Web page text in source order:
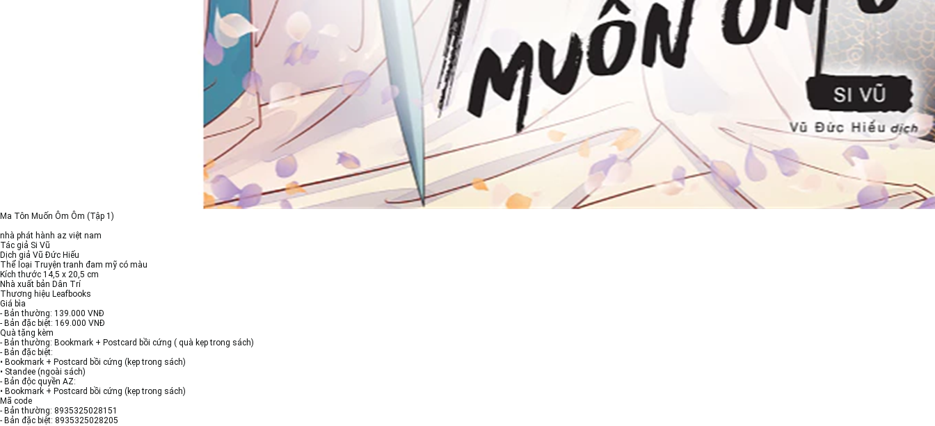
Ma Tôn Muốn Ôm Ôm (Tập 1)
nhà phát hành az việt nam
Tác giả Si Vũ
Dịch giả Vũ Đức Hiếu
Thể loại Truyện tranh đam mỹ có màu
Kích thước 14,5 x 20,5 cm
Nhà xuất bản Dân Trí
Thương hiệu Leafbooks
Giá bìa
- Bản thường: 139.000 VNĐ
- Bản đặc biệt: 169.000 VNĐ
Quà tặng kèm
- Bản thường: Bookmark + Postcard bồi cứng ( quà kẹp trong sách)
- Bản đặc biệt:
• Bookmark + Postcard bồi cứng (kẹp trong sách)
• Standee (ngoài sách)
- Bản độc quyền AZ:
• Bookmark + Postcard bồi cứng (kẹp trong sách)
Mã code
- Bản thường: 8935325028151
- Bản đặc biệt: 8935325028205